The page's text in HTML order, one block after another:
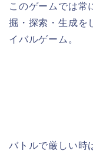
このゲームでは常
掘・探索・生成を
イバルゲーム。
バトルで厳しい時